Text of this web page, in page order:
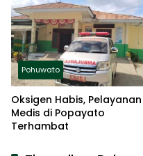
Pohuwato
Oksigen Habis, Pelayanan
Medis di Popayato
Terhambat